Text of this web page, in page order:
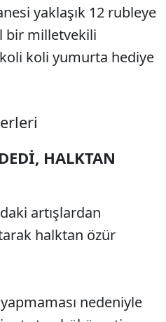
yaklaşık 12 rubleye
bir milletvekili
koli yumurta hediye
HALKTAN
artışlardan
halktan özür
nedeniyle